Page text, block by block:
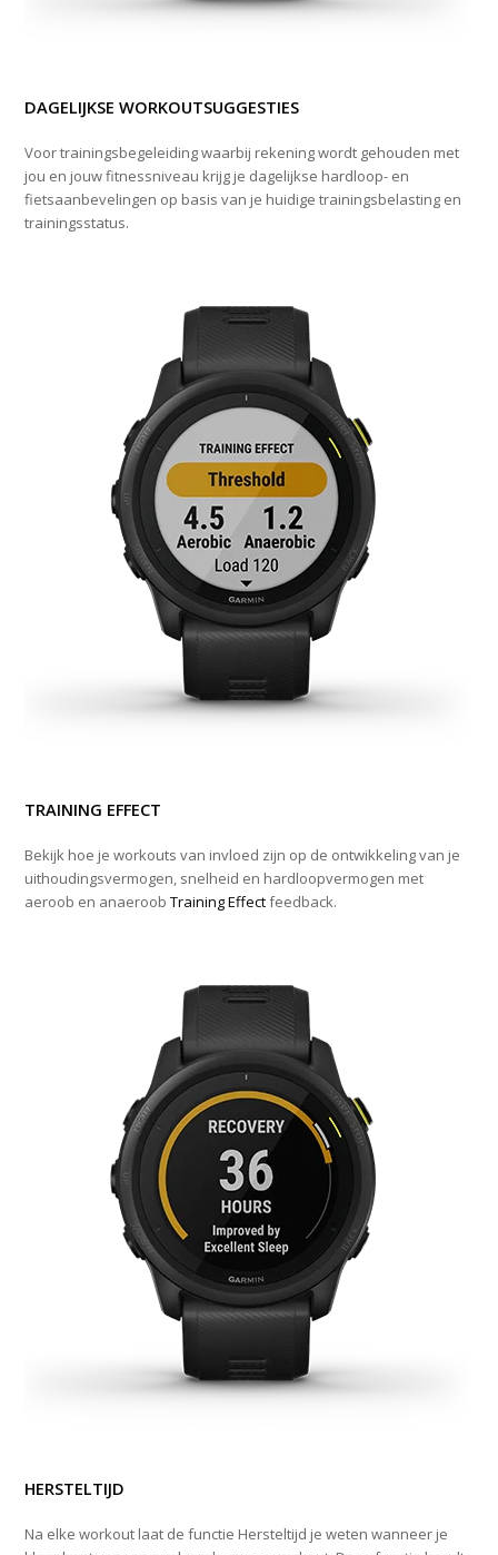
DAGELIJKSE WORKOUTSUGGESTIES
Voor trainingsbegeleiding waarbij rekening wordt gehouden met
jou en jouw fitnessniveau krijg je dagelijkse hardloop- en
fietsaanbevelingen op basis van je huidige trainingsbelasting en
trainingsstatus.
TRAINING EFFECT
Bekijk hoe je workouts van invloed zijn op de ontwikkeling van je
uithoudingsvermogen, snelheid en hardloopvermogen met
aeroob en anaeroobTraining Effectfeedback.
HERSTELTIJD
Na elke workout laat de functie Hersteltijd je weten wanneer je